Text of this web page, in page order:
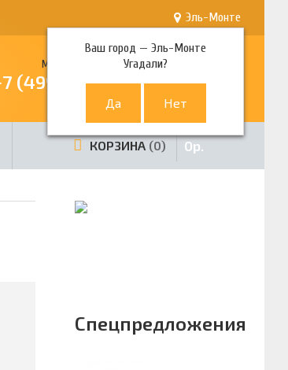
Эль-Монте
Ваш город —Эль-Монте
Угадали?
Многоканальный телефон
(499) 380-80-80
КОРЗИНА 0 0р.
Спецпредложения